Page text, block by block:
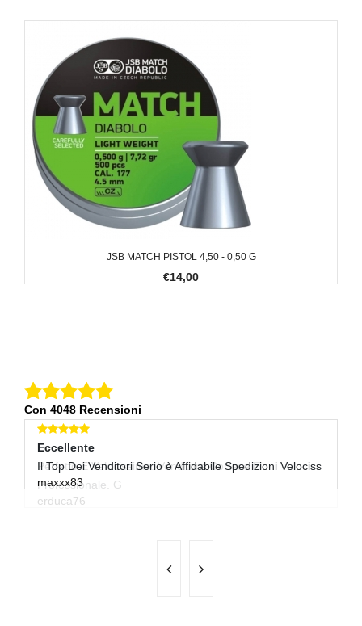
JSB MATCH PISTOL 4,50 - 0,50 G
€14,00
Con 4048 Recensioni
Eccellente
Il Top Dei Venditori Serio è Affidabile Spedizioni Velociss
maxxx83